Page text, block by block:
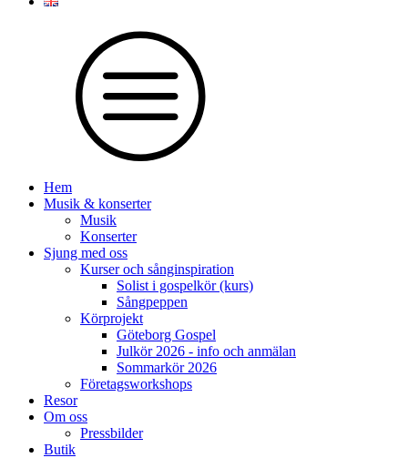
Hem
Musik & konserter
Musik
Konserter
Sjung med oss
Kurser och sånginspiration
Solist i gospelkör (kurs)
Sångpeppen
Körprojekt
Göteborg Gospel
Julkör 2026 - info och anmälan
Sommarkör 2026
Företagsworkshops
Resor
Om oss
Pressbilder
Butik